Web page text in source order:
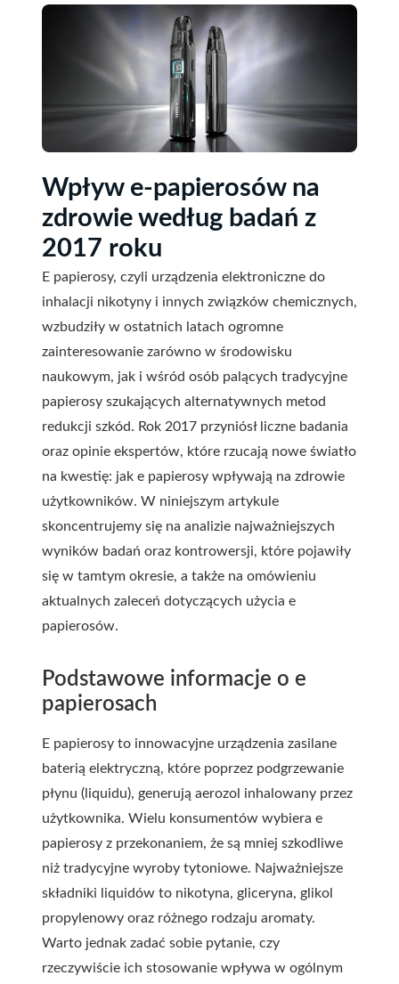
Wpływ e-papierosów na
zdrowie według badań z
2017 roku
E papierosy, czyli urządzenia elektroniczne do
inhalacji nikotyny i innych związków chemicznych,
wzbudziły w ostatnich latach ogromne
zainteresowanie zarówno w środowisku
naukowym, jak i wśród osób palących tradycyjne
papierosy szukających alternatywnych metod
redukcji szkód. Rok 2017 przyniósł liczne badania
oraz opinie ekspertów, które rzucają nowe światło
na kwestię: jak e papierosy wpływają na zdrowie
użytkowników. W niniejszym artykule
skoncentrujemy się na analizie najważniejszych
wyników badań oraz kontrowersji, które pojawiły
się w tamtym okresie, a także na omówieniu
aktualnych zaleceń dotyczących użycia e
papierosów.
Podstawowe informacje o e
papierosach
E papierosy to innowacyjne urządzenia zasilane
baterią elektryczną, które poprzez podgrzewanie
płynu (liquidu), generują aerozol inhalowany przez
użytkownika. Wielu konsumentów wybiera e
papierosy z przekonaniem, że są mniej szkodliwe
niż tradycyjne wyroby tytoniowe. Najważniejsze
składniki liquidów to nikotyna, gliceryna, glikol
propylenowy oraz różnego rodzaju aromaty.
Warto jednak zadać sobie pytanie, czy
rzeczywiście ich stosowanie wpływa w ogólnym